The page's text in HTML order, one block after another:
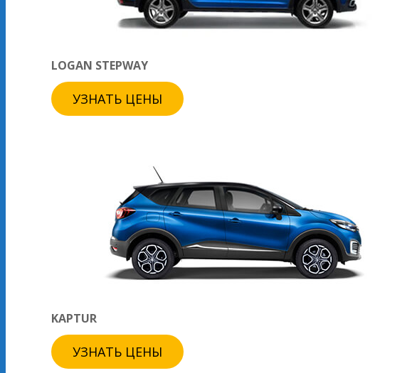
LOGAN STEPWAY
УЗНАТЬ ЦЕНЫ
KAPTUR
УЗНАТЬ ЦЕНЫ